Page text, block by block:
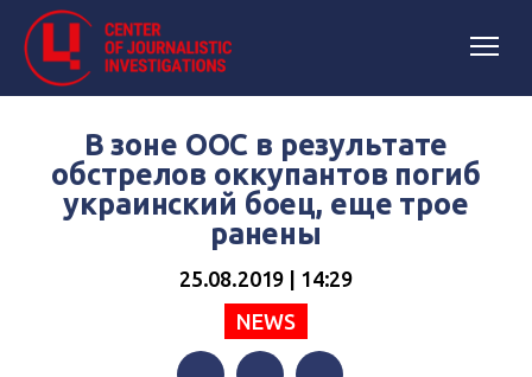
В зоне ООС в результате
обстрелов оккупантов погиб
украинский боец, еще трое
ранены
25.08.2019 | 14:29
NEWS